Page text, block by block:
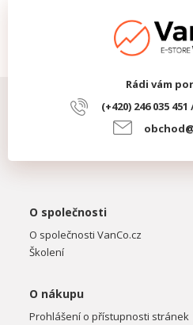
Rádi vám
(+420) 246 035 451
O společnosti
O společnosti VanCo.cz
Školení
O nákupu
Prohlášení o přístupnosti stránek